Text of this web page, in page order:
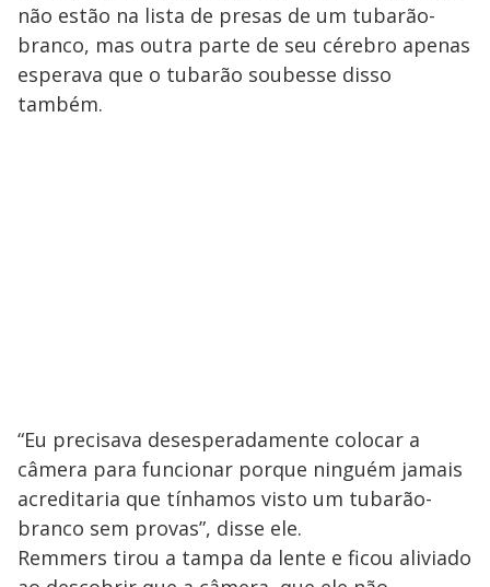
não estão na lista de presas de um tubarão-
branco, mas outra parte de seu cérebro apenas
esperava que o tubarão soubesse disso
também.
“Eu precisava desesperadamente colocar a
câmera para funcionar porque ninguém jamais
acreditaria que tínhamos visto um tubarão-
branco sem provas”, disse ele.
Remmers tirou a tampa da lente e ficou aliviado